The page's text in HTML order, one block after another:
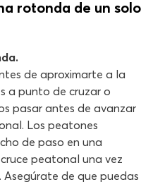
rotonda de un solo
de aproximarte a la
a punto de cruzar o
pasar antes de avanzar
Los peatones
de paso en una
peatonal una vez
Asegúrate de que puedas